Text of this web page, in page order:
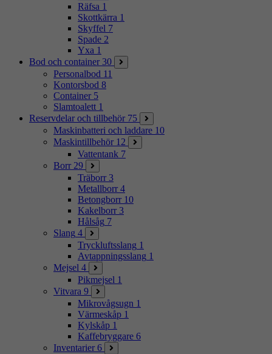
Räfsa 1
Skottkärra 1
Skyffel 7
Spade 2
Yxa 1
Bod och container 30
Personalbod 11
Kontorsbod 8
Container 5
Slamtoalett 1
Reservdelar och tillbehör 75
Maskinbatteri och laddare 10
Maskintillbehör 12
Vattentank 7
Borr 29
Träborr 3
Metallborr 4
Betongborr 10
Kakelborr 3
Hålsåg 7
Slang 4
Tryckluftsslang 1
Avtappningsslang 1
Mejsel 4
Pikmejsel 1
Vitvara 9
Mikrovågsugn 1
Värmeskåp 1
Kylskåp 1
Kaffebryggare 6
Inventarier 6